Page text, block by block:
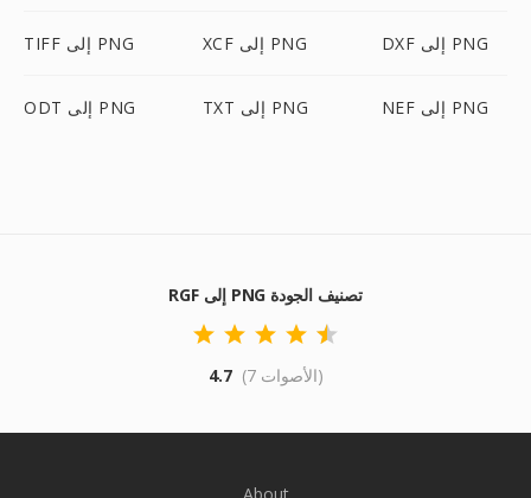
TIFF إلى PNG XCF إلى PNG DXF إلى PNG
ODT إلى PNG TXT إلى PNG NEF إلى PNG
RGF إلى PNG تصنيف الجودة
4.7 (7 الأصوات)